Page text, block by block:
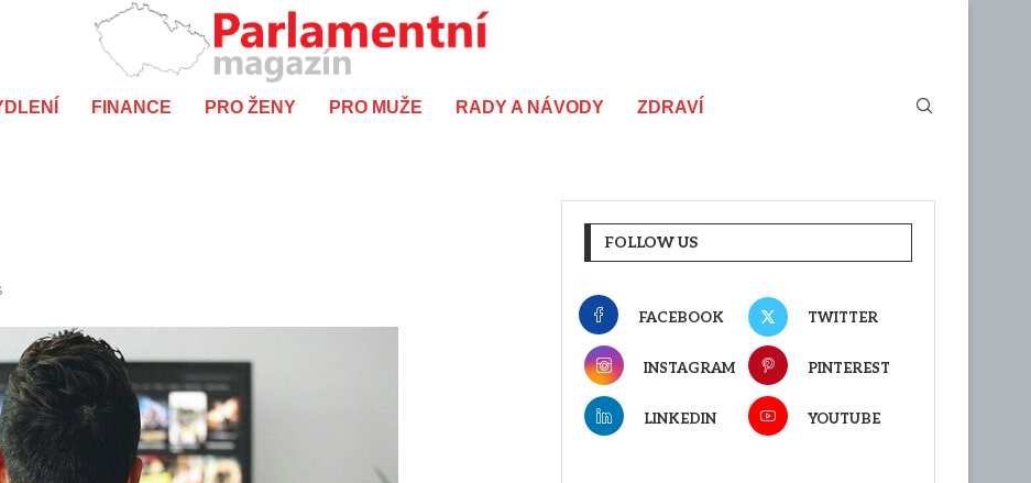
FINANCE PRO ŽENY PRO MUŽE RADY A NÁVODY ZDRAVÍ
FOLLOW US
FACEBOOK TWITTER
INSTAGRAM PINTEREST
LINKEDIN YOUTUBE